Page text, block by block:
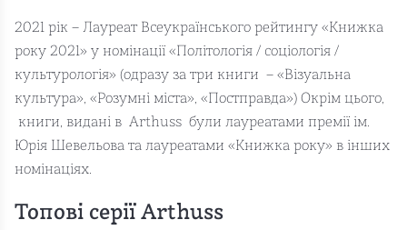
2021 рік – Лауреат Всеукраїнського рейтингу «Книжка
року 2021» у номінації «Політологія / соціологія /
культурологія» (одразу за три книги – «Візуальна
культура», «Розумні міста», «Постправда») Окрім цього,
книги, видані в Arthuss були лауреатами премії ім.
Юрія Шевельова та лауреатами «Книжка року» в інших
номінаціях.
Топові серії Arthuss